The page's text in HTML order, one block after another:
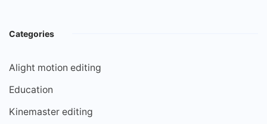
Categories
Alight motion editing
Education
Kinemaster editing